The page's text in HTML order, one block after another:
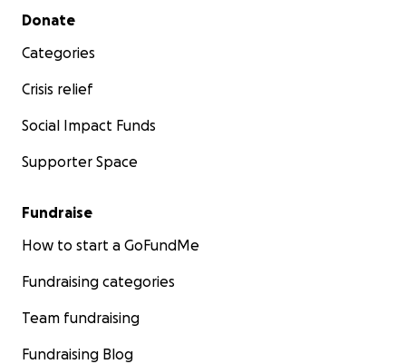
Secondary menu
Donate
Categories
Crisis relief
Social Impact Funds
Supporter Space
Fundraise
How to start a GoFundMe
Fundraising categories
Team fundraising
Fundraising Blog